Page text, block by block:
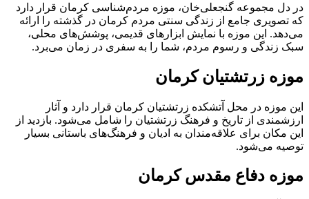
در دل مجموعه گنجعلی‌خان، موزه مردم‌شناسی کرمان قرار دارد
که تصویری جامع از زندگی سنتی مردم کرمان در گذشته را ارائه
می‌دهد. این موزه با نمایش ابزارهای قدیمی، پوشش‌های محلی،
سبک زندگی و رسوم مردم، شما را به سفری در زمان می‌برد.
موزه زرتشتیان کرمان
این موزه در محل آتشکده زرتشتیان کرمان قرار دارد و آثار
ارزشمندی از تاریخ و فرهنگ زرتشتیان را شامل می‌شود. بازدید از
این مکان برای علاقه‌مندان به ادیان و فرهنگ‌های باستانی بسیار
توصیه می‌شود.
موزه دفاع مقدس کرمان